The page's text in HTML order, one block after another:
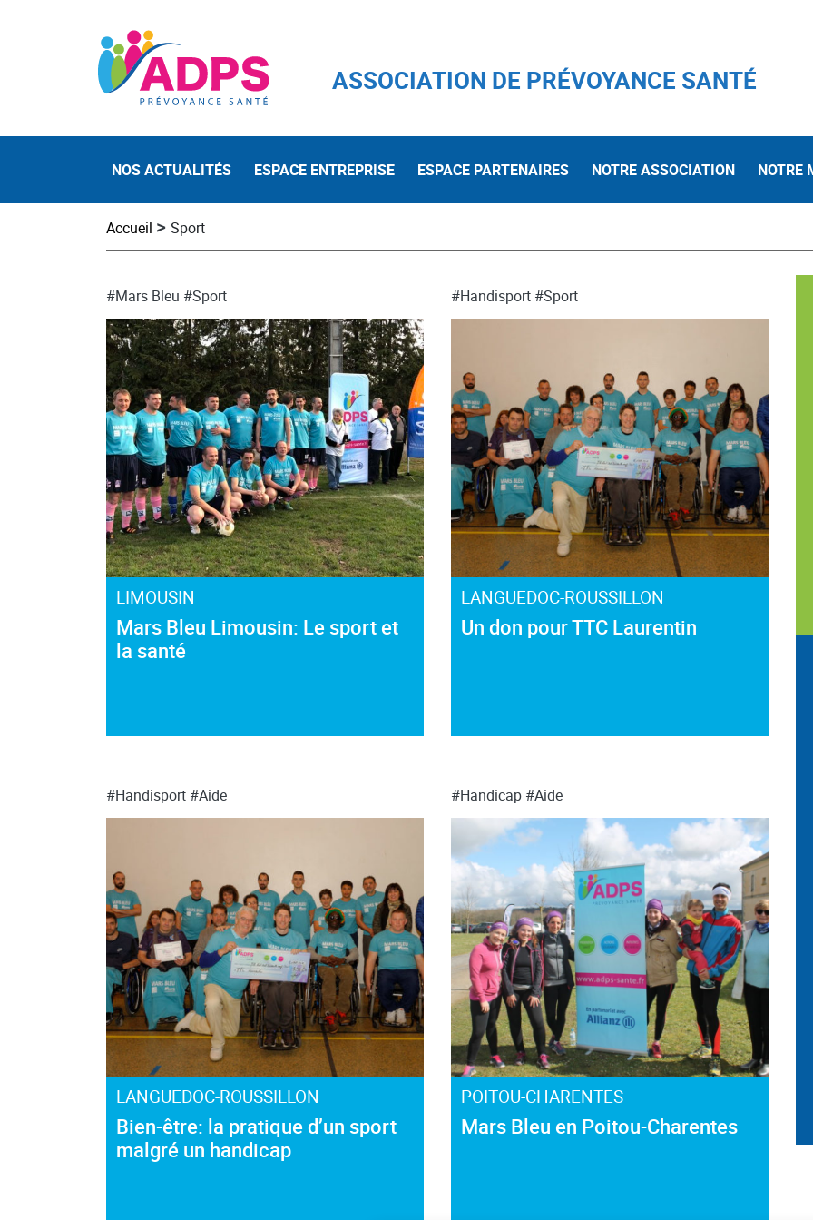
ASSOCIATION DE PRÉVOYANCE SANTÉ
NOS ACTUALITÉS ESPACE ENTREPRISE ESPACE PARTENAIRES NOTRE ASSOCIATION NOTRE
Accueil > Sport
#Mars Bleu #Sport
LIMOUSIN
Mars Bleu Limousin: Le sport et
la santé
#Handisport #Sport
LANGUEDOC-ROUSSILLON
Un don pour TTC Laurentin
#Handisport #Aide
LANGUEDOC-ROUSSILLON
Bien-être: la pratique d’un sport
malgré un handicap
#Handicap #Aide
POITOU-CHARENTES
Mars Bleu en Poitou-Charentes